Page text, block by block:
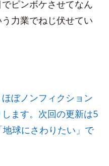
ピンボケさせてなん
力業でねじ伏せてい
ぼノンフィクション
ます。次回の更新は5
球にさわりたい」で